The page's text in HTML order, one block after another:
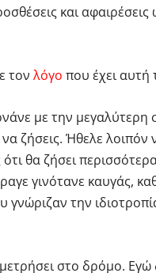
και αφαιρέσεις
τον λόγο που έχει αυτή
με την μεγαλύτερη
ζήσεις. Ήθελε
θα ζήσει
γινότανε καυγάς,
την
στο δρόμο. Εγώ